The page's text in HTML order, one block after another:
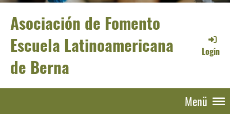
Asociación de Fomento
Escuela Latinoamericana
de Berna
Login
Menü